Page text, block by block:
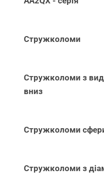
Стружколоми
Стружколоми з
вниз
Стружколоми
Стружколоми з